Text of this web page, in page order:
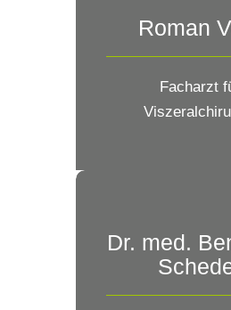
Roman
Facharzt
Dr. med.